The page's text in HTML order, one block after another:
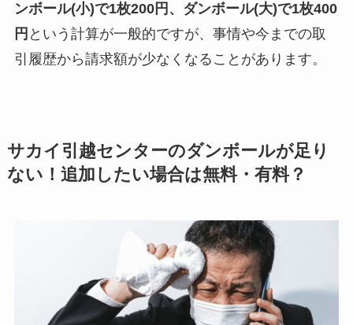
ンボール(小)で1枚200円、ダンボール(大)で1枚400
円 という計算が一般的ですが、事情や今までの取
引履歴から請求額が少なくなることがあります。
サカイ引越センターのダンボールが足り
ない！追加したい場合は無料・有料？